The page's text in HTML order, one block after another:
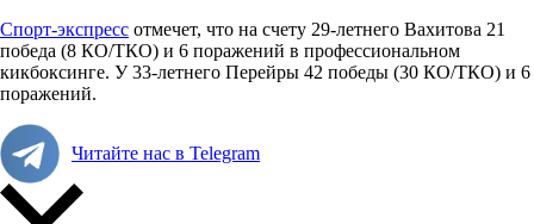
Спорт-экспресс отмечет, что на счету 29-летнего Вахитова 21
победа (8 КО/ТКО) и 6 поражений в профессиональном
кикбоксинге. У 33-летнего Перейры 42 победы (30 КО/ТКО) и 6
поражений.
Читайте нас в Telegram